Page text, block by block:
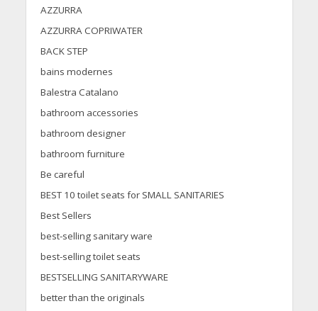
AZZURRA
AZZURRA COPRIWATER
BACK STEP
bains modernes
Balestra Catalano
bathroom accessories
bathroom designer
bathroom furniture
Be careful
BEST 10 toilet seats for SMALL SANITARIES
Best Sellers
best-selling sanitary ware
best-selling toilet seats
BESTSELLING SANITARYWARE
better than the originals